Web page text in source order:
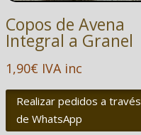
Copos de Avena
Integral a Granel
1,90€ IVA inc
Realizar pedidos a través
de WhatsApp